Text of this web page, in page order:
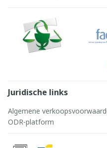
Juridische links
Algemene
ODR-platform